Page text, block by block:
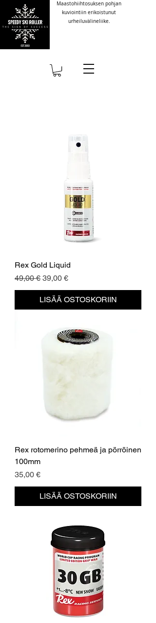
Maastohiihtosuksen pohjan
kuviointiin erikoistunut
urheiluvälineliike.
Rex Gold Liquid
Normaali hinta
49,00 € Alehinta
39,00 €
LISÄÄ OSTOSKORIIN
Rex rotomerino pehmeä ja pörröinen
100mm
Hinta
35,00 €
LISÄÄ OSTOSKORIIN